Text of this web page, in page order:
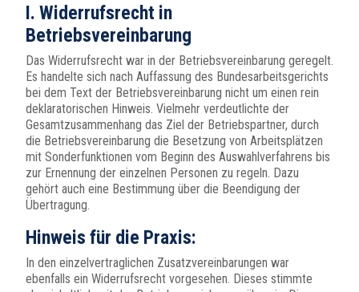
I. Widerrufsrecht in
Betriebsvereinbarung
Das Widerrufsrecht war in der Betriebsvereinbarung geregelt.
Es handelte sich nach Auffassung des Bundesarbeitsgerichts
bei dem Text der Betriebsvereinbarung nicht um einen rein
deklaratorischen Hinweis. Vielmehr verdeutlichte der
Gesamtzusammenhang das Ziel der Betriebspartner, durch
die Betriebsvereinbarung die Besetzung von Arbeitsplätzen
mit Sonderfunktionen vom Beginn des Auswahlverfahrens bis
zur Ernennung der einzelnen Personen zu regeln. Dazu
gehört auch eine Bestimmung über die Beendigung der
Übertragung.
Hinweis für die Praxis:
In den einzelvertraglichen Zusatzvereinbarungen war
ebenfalls ein Widerrufsrecht vorgesehen. Dieses stimmte